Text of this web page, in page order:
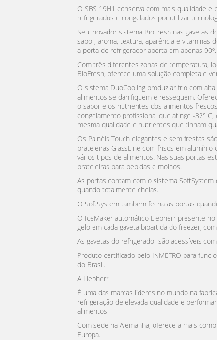
O SBS 19H1 conserva com mais qualidade
refrigerados e congelados por utilizar
Seu inovador sistema BioFresh nas gavetas
sabor, aroma, textura, aparência e vitaminas
a porta do refrigerador aberta em apenas 90º.
Com três diferentes zonas de temperatura,
BioFresh, oferece uma solução completa e
O sistema DuoCooling produz ar frio com
alimentos se danifiquem e ressequem.
o sabor e os nutrientes dos alimentos
congelamento profissional que atinge -32°
mesma qualidade e nutrientes que tinham
Os Painéis Touch elegantes e sem frestas
prateleiras GlassLine com frisos em
vários tipos de alimentos. Nas suas portas
prateleiras para bebidas e molhos.
As portas contam com o sistema
quando totalmente cheias.
O SoftSystem também fecha as portas
O IceMaker automático Liebherr presente
gelo em cada gaveta bipartida do freezer,
As gavetas do refrigerador são acessíveis
Produto certificado pelo INMETRO para
do Brasil.
A Liebherr
É uma das marcas líderes no mundo na
refrigeração de elevada qualidade e
alimentos.
Com sede na Alemanha, oferece a mais
Europa.